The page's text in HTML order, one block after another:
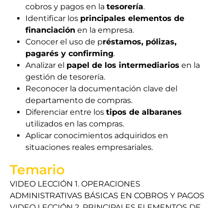
cobros y pagos en la tesorería.
Identificar los principales elementos de
financiación en la empresa.
Conocer el uso de préstamos, pólizas,
pagarés y confirming.
Analizar el papel de los intermediarios en la
gestión de tesorería.
Reconocer la documentación clave del
departamento de compras.
Diferenciar entre los tipos de albaranes
utilizados en las compras.
Aplicar conocimientos adquiridos en
situaciones reales empresariales.
Temario
VIDEO LECCIÓN 1. OPERACIONES
ADMINISTRATIVAS BÁSICAS EN COBROS Y PAGOS